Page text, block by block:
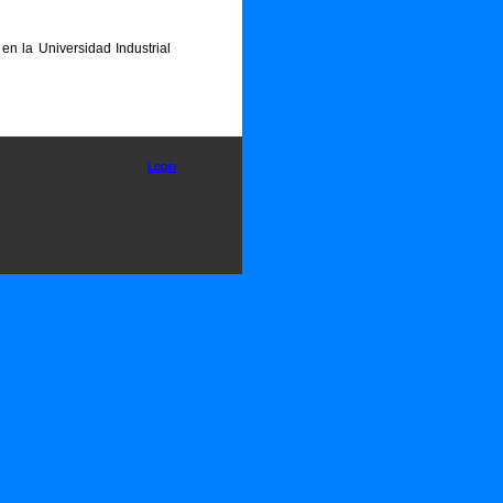
la Universidad Industrial
Login